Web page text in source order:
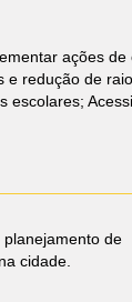
ações
redução de
de
cidade.